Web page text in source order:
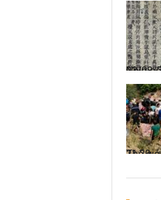
Nhịp
03/08/
Thế
03/08/26, 21:29